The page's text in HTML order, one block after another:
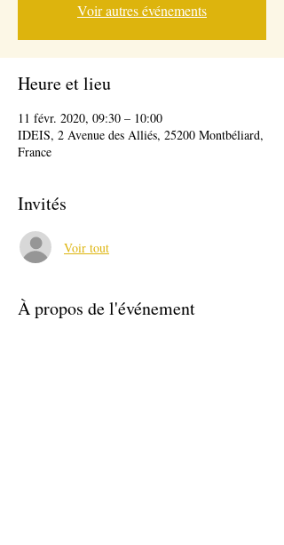
Voir autres événements
Heure et lieu
11 févr. 2020, 09:30 – 10:00
IDEIS, 2 Avenue des Alliés, 25200 Montbéliard,
France
Invités
Voir tout
À propos de l'événement